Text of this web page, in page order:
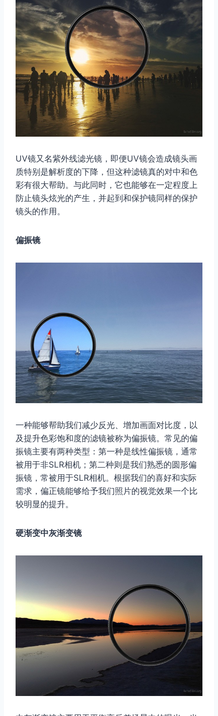
UV镜又名紫外线滤光镜，即便UV镜会造成镜头画
质特别是解析度的下降，但这种滤镜真的对中和色
彩有很大帮助。与此同时，它也能够在一定程度上
防止镜头炫光的产生，并起到和保护镜同样的保护
镜头的作用。
偏振镜
一种能够帮助我们减少反光、增加画面对比度，以
及提升色彩饱和度的滤镜被称为偏振镜。常见的偏
振镜主要有两种类型：第一种是线性偏振镜，通常
被用于非SLR相机；第二种则是我们熟悉的圆形偏
振镜，常被用于SLR相机。根据我们的喜好和实际
需求，偏正镜能够给予我们照片的视觉​​效果一个比
较明显的提升。
硬渐变中灰渐变镜